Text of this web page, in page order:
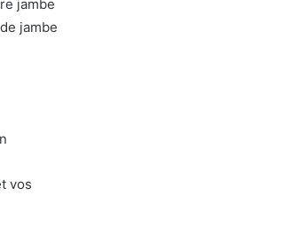
jambe
jambe
vos